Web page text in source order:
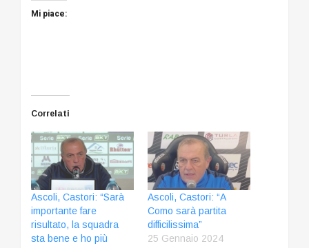
Mi piace:
Correlati
Ascoli, Castori: “Sarà
importante fare
risultato, la squadra
sta bene e ho più
Ascoli, Castori: “A
Como sarà partita
difficilissima”
25 Gennaio 2024